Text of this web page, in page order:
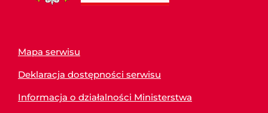
Mapa serwisu
Deklaracja dostępności serwisu
Informacja o działalności Ministerstwa